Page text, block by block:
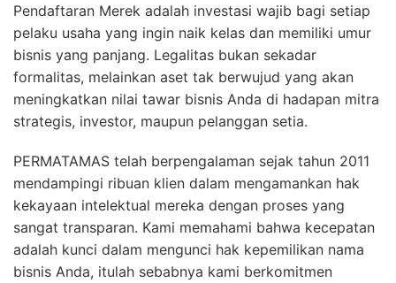
Pendaftaran Merek adalah investasi wajib bagi setiap
pelaku usaha yang ingin naik kelas dan memiliki umur
bisnis yang panjang. Legalitas bukan sekadar
formalitas, melainkan aset tak berwujud yang akan
meningkatkan nilai tawar bisnis Anda di hadapan mitra
strategis, investor, maupun pelanggan setia.
PERMATAMAS telah berpengalaman sejak tahun 2011
mendampingi ribuan klien dalam mengamankan hak
kekayaan intelektual mereka dengan proses yang
sangat transparan. Kami memahami bahwa kecepatan
adalah kunci dalam mengunci hak kepemilikan nama
bisnis Anda, itulah sebabnya kami berkomitmen